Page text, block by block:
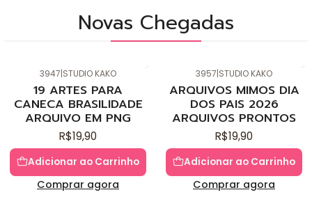
Novas Chegadas
3947|STUDIO KAKO
19 ARTES PARA
CANECA BRASILIDADE
ARQUIVO EM PNG
R$19,90
Adicionar ao Carrinho
Comprar agora
3957|STUDIO KAKO
ARQUIVOS MIMOS DIA
DOS PAIS 2026
ARQUIVOS PRONTOS
R$19,90
Adicionar ao Carrinho
Comprar agora